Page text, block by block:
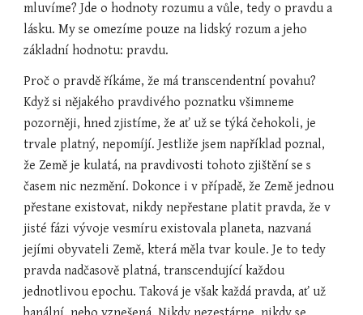
mluvíme? Jde o hodnoty rozumu a vůle, tedy o pravdu a
lásku. My se omezíme pouze na lidský rozum a jeho
základní hodnotu: pravdu.
Proč o pravdě říkáme, že má transcendentní povahu?
Když si nějakého pravdivého poznatku všimneme
pozorněji, hned zjistíme, že ať už se týká čehokoli, je
trvale platný, nepomíjí. Jestliže jsem například poznal,
že Země je kulatá, na pravdivosti tohoto zjištění se s
časem nic nezmění. Dokonce i v případě, že Země jednou
přestane existovat, nikdy nepřestane platit pravda, že v
jisté fázi vývoje vesmíru existovala planeta, nazvaná
jejími obyvateli Země, která měla tvar koule. Je to tedy
pravda nadčasově platná, transcendující každou
jednotlivou epochu. Taková je však každá pravda, ať už